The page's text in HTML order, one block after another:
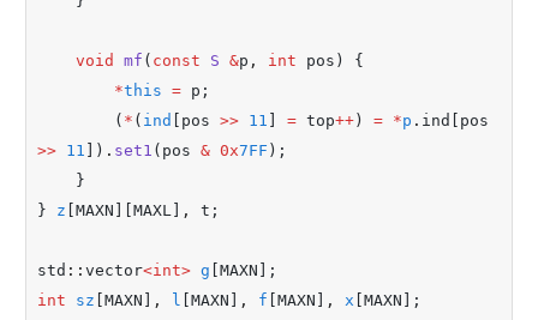
void mf ( const S &p , int pos) {
*this = p;
        (
* ( ind [pos >> 11 = top++ ) = *p .
>> 11 ]) . set1 (pos & 0x7FF );
    }
} z [MAXN][MAXL] , t;
std :: vector<int> g [MAXN];
int
sz [MAXN] , l [MAXN] , f [MAXN] , x [MAXN];